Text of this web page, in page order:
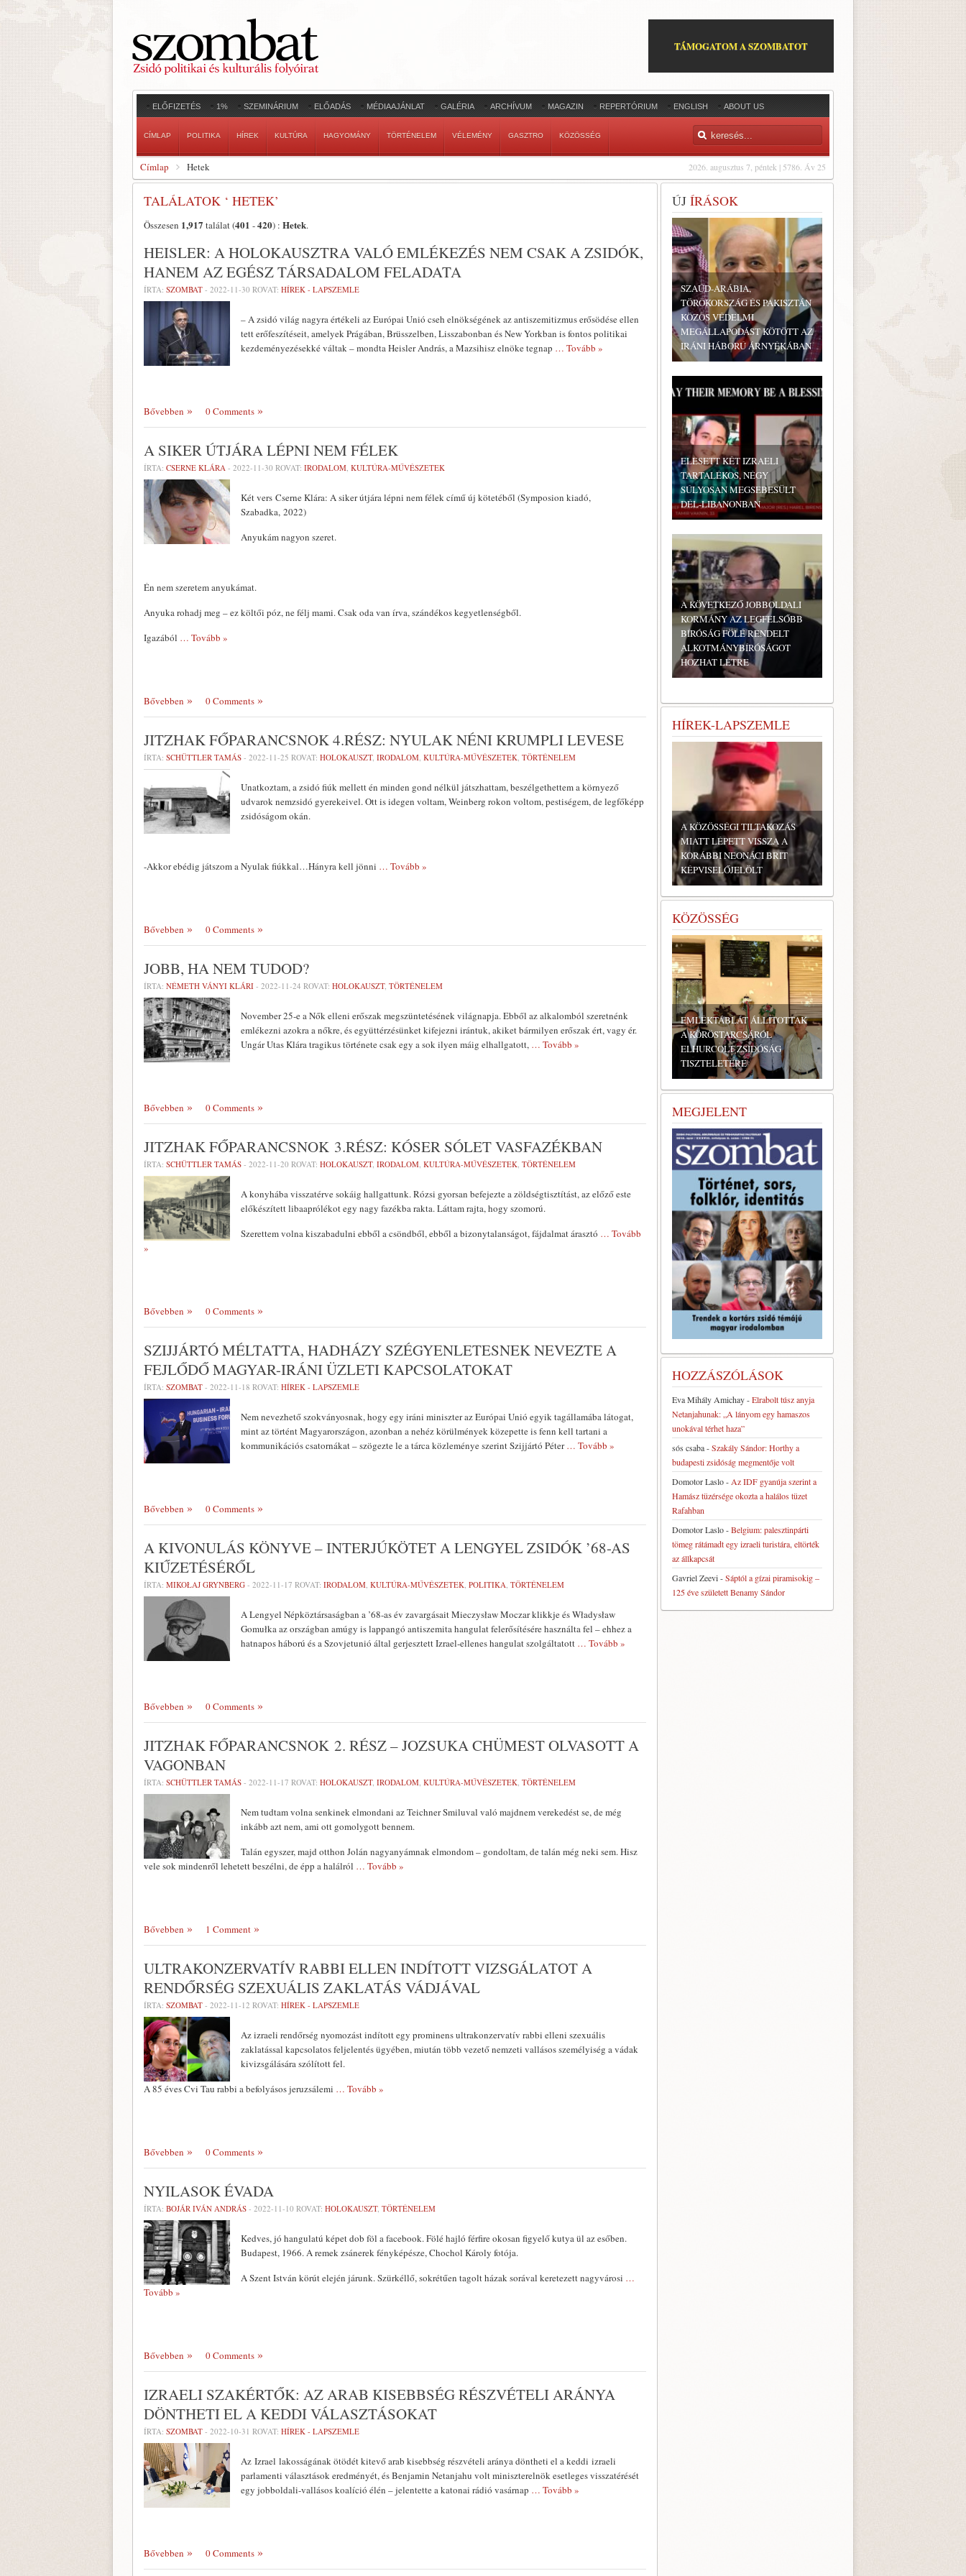
TÁMOGATOM A SZOMBATOT
ELŐFIZETÉS 1% SZEMINÁRIUM ELŐADÁS MÉDIAAJÁNLAT GALÉRIA ARCHÍVUM MAGAZIN REPERTÓRIUM ENGLISH ABOUT US
CÍMLAP POLITIKA HÍREK KULTÚRA HAGYOMÁNY TÖRTÉNELEM VÉLEMÉNY GASZTRO KÖZÖSSÉG
2026. augusztus 7, péntek | 5786. Áv 25
Címlap Hetek
TALÁLATOK ‘ HETEK’
Összesen 1,917 találat (401 -420) : Hetek.
HEISLER: A HOLOKAUSZTRA VALÓ EMLÉKEZÉS NEM CSAK A ZSIDÓK,
HANEM AZ EGÉSZ TÁRSADALOM FELADATA
ÍRTA: SZOMBAT - 2022-11-30 ROVAT: HÍREK - LAPSZEMLE
– A zsidó világ nagyra értékeli az Európai Unió cseh elnökségének az antiszemitizmus erősödése ellen
tett erőfeszítéseit, amelyek Prágában, Brüsszelben, Lisszabonban és New Yorkban is fontos politikai
kezdeményezésekké váltak – mondta Heisler András, a Mazsihisz elnöke tegnap … Tovább »
Bővebben 0 Comments
A SIKER ÚTJÁRA LÉPNI NEM FÉLEK
ÍRTA: CSERNE KLÁRA - 2022-11-30 ROVAT: IRODALOM, KULTÚRA-MŰVÉSZETEK
Két vers Cserne Klára: A siker útjára lépni nem félek című új kötetéből (Symposion kiadó,
Szabadka, 2022)
Anyukám nagyon szeret.
Én nem szeretem anyukámat.
Anyuka rohadj meg – ez költői póz, ne félj mami. Csak oda van írva, szándékos kegyetlenségből.
Igazából … Tovább »
Bővebben 0 Comments
JITZHAK FŐPARANCSNOK 4.RÉSZ: NYULAK NÉNI KRUMPLI LEVESE
ÍRTA: SCHÜTTLER TAMÁS - 2022-11-25 ROVAT: HOLOKAUSZT, IRODALOM, KULTÚRA-MŰVÉSZETEK, TÖRTÉNELEM
Unatkoztam, a zsidó fiúk mellett én minden gond nélkül játszhattam, beszélgethettem a környező
udvarok nemzsidó gyerekeivel. Ott is idegen voltam, Weinberg rokon voltom, pestiségem, de legfőképp
zsidóságom okán.
-Akkor ebédig játszom a Nyulak fiúkkal…Hányra kell jönni … Tovább »
Bővebben 0 Comments
JOBB, HA NEM TUDOD?
ÍRTA: NÉMETH VÁNYI KLÁRI - 2022-11-24 ROVAT: HOLOKAUSZT, TÖRTÉNELEM
November 25-e a Nők elleni erőszak megszüntetésének világnapja. Ebből az alkalomból szeretnénk
emlékezni azokra a nőkre, és együttérzésünket kifejezni irántuk, akiket bármilyen erőszak ért, vagy ér.
Ungár Utas Klára tragikus története csak egy a sok ilyen máig elhallgatott, … Tovább »
Bővebben 0 Comments
JITZHAK FŐPARANCSNOK 3.RÉSZ: KÓSER SÓLET VASFAZÉKBAN
ÍRTA: SCHÜTTLER TAMÁS - 2022-11-20 ROVAT: HOLOKAUSZT, IRODALOM, KULTÚRA-MŰVÉSZETEK, TÖRTÉNELEM
A konyhába visszatérve sokáig hallgattunk. Rózsi gyorsan befejezte a zöldségtisztítást, az előző este
előkészített libaaprólékot egy nagy fazékba rakta. Láttam rajta, hogy szomorú.
Szerettem volna kiszabadulni ebből a csöndből, ebből a bizonytalanságot, fájdalmat árasztó … Tovább
»
Bővebben 0 Comments
SZIJJÁRTÓ MÉLTATTA, HADHÁZY SZÉGYENLETESNEK NEVEZTE A
FEJLŐDŐ MAGYAR-IRÁNI ÜZLETI KAPCSOLATOKAT
ÍRTA: SZOMBAT - 2022-11-18 ROVAT: HÍREK - LAPSZEMLE
Nem nevezhető szokványosnak, hogy egy iráni miniszter az Európai Unió egyik tagállamába látogat,
mint az történt Magyarországon, azonban a nehéz körülmények közepette is fenn kell tartani a
kommunikációs csatornákat – szögezte le a tárca közleménye szerint Szijjártó Péter… Tovább »
Bővebben 0 Comments
A KIVONULÁS KÖNYVE – INTERJÚKÖTET A LENGYEL ZSIDÓK ’68-AS
KIŰZETÉSÉRŐL
ÍRTA: MIKOŁAJ GRYNBERG - 2022-11-17 ROVAT: IRODALOM, KULTÚRA-MŰVÉSZETEK, POLITIKA, TÖRTÉNELEM
A Lengyel Népköztársaságban a ’68-as év zavargásait Mieczysław Moczar klikkje és Władysław
Gomułka az országban amúgy is lappangó antiszemita hangulat felerősítésére használta fel – ehhez a
hatnapos háború és a Szovjetunió által gerjesztett Izrael-ellenes hangulat szolgáltatott … Tovább »
Bővebben 0 Comments
JITZHAK FŐPARANCSNOK 2. RÉSZ – JOZSUKA CHÜMEST OLVASOTT A
VAGONBAN
ÍRTA: SCHÜTTLER TAMÁS - 2022-11-17 ROVAT: HOLOKAUSZT, IRODALOM, KULTÚRA-MŰVÉSZETEK, TÖRTÉNELEM
Nem tudtam volna senkinek elmondani az Teichner Smiluval való majdnem verekedést se, de még
inkább azt nem, ami ott gomolygott bennem.
Talán egyszer, majd otthon Jolán nagyanyámnak elmondom – gondoltam, de talán még neki sem. Hisz
vele sok mindenről lehetett beszélni, de épp a halálról … Tovább »
Bővebben 1 Comment
ULTRAKONZERVATÍV RABBI ELLEN INDÍTOTT VIZSGÁLATOT A
RENDŐRSÉG SZEXUÁLIS ZAKLATÁS VÁDJÁVAL
ÍRTA: SZOMBAT - 2022-11-12 ROVAT: HÍREK - LAPSZEMLE
Az izraeli rendőrség nyomozást indított egy prominens ultrakonzervatív rabbi elleni szexuális
zaklatással kapcsolatos feljelentés ügyében, miután több vezető nemzeti vallásos személyiség a vádak
kivizsgálására szólított fel.
A 85 éves Cvi Tau rabbi a befolyásos jeruzsálemi … Tovább »
Bővebben 0 Comments
NYILASOK ÉVADA
ÍRTA: BOJÁR IVÁN ANDRÁS - 2022-11-10 ROVAT: HOLOKAUSZT, TÖRTÉNELEM
Kedves, jó hangulatú képet dob föl a facebook. Fölé hajló férfire okosan figyelő kutya ül az esőben.
Budapest, 1966. A remek zsánerek fényképésze, Chochol Károly fotója.
A Szent István körút elején járunk. Szürkéllő, sokrétűen tagolt házak sorával keretezett nagyvárosi …
Tovább »
Bővebben 0 Comments
IZRAELI SZAKÉRTŐK: AZ ARAB KISEBBSÉG RÉSZVÉTELI ARÁNYA
DÖNTHETI EL A KEDDI VÁLASZTÁSOKAT
ÍRTA: SZOMBAT - 2022-10-31 ROVAT: HÍREK - LAPSZEMLE
Az Izrael lakosságának ötödét kitevő arab kisebbség részvételi aránya döntheti el a keddi izraeli
parlamenti választások eredményét, és Benjamin Netanjahu volt miniszterelnök esetleges visszatérését
egy jobboldali-vallásos koalíció élén – jelentette a katonai rádió vasárnap … Tovább »
Bővebben 0 Comments
ÚJ ÍRÁSOK
SZAÚD-ARÁBIA,
TÖRÖKORSZÁG ÉS PAKISZTÁN
KÖZÖS VÉDELMI
MEGÁLLAPODÁST KÖTÖTT AZ
IRÁNI HÁBORÚ ÁRNYÉKÁBAN
ELESETT KÉT IZRAELI
TARTALÉKOS, NÉGY
SÚLYOSAN MEGSEBESÜLT
DÉL-LIBANONBAN
A KÖVETKEZŐ JOBBOLDALI
KORMÁNY AZ LEGFELSŐBB
BÍRÓSÁG FÖLÉ RENDELT
ALKOTMÁNYBÍRÓSÁGOT
HOZHAT LÉTRE
HÍREK-LAPSZEMLE
A KÖZÖSSÉGI TILTAKOZÁS
MIATT LÉPETT VISSZA A
KORÁBBI NEONÁCI BRIT
KÉPVISELŐJELÖLT
KÖZÖSSÉG
BONYHÁDI ZSIDÓ NAPOK
MEGJELENT
HOZZÁSZÓLÁSOK
Eva Mihály Amichay-Elrabolt túsz anyja
Netanjahunak: „A lányom egy hamaszos
unokával térhet haza”
sós csaba-Szakály Sándor: Horthy a
budapesti zsidóság megmentője volt
Domotor Laslo- Az IDF gyanúja szerint a
Hamász tüzérsége okozta a halálos tüzet
Rafahban
Domotor Laslo-Belgium: palesztinpárti
tömeg rátámadt egy izraeli turistára, eltörték
az állkapcsát
Gavriel Zeevi-Sáptól a gízai piramisokig –
125 éve született Benamy Sándor